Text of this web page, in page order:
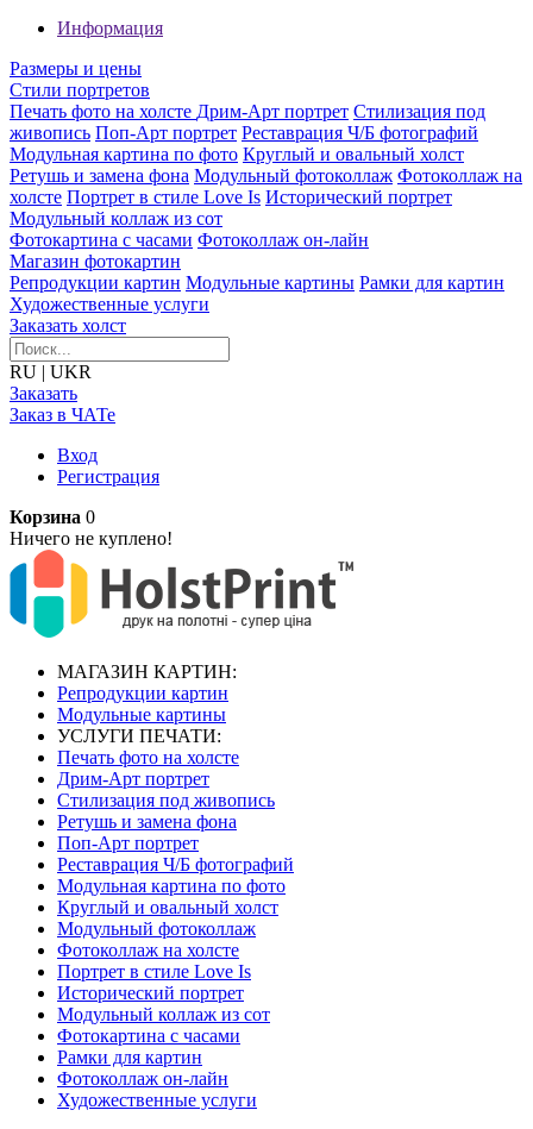
Информация
Размеры и цены
Стили портретов
Печать фото на холсте Дрим-Арт портрет Стилизация под
живопись Поп-Арт портрет Реставрация Ч/Б фотографий
Модульная картина по фото Круглый и овальный холст
Ретушь и замена фона Модульный фотоколлаж Фотоколлаж на
холсте Портрет в стиле Love Is Исторический портрет
Модульный коллаж из сот
Фотокартина с часами Фотоколлаж он-лайн
Магазин фотокартин
Репродукции картин Модульные картины Рамки для картин
Художественные услуги
Заказать холст
RU | UKR
Заказать
Заказ в ЧАТе
Вход
Регистрация
Корзина 0
Ничего не куплено!
МАГАЗИН КАРТИН:
Репродукции картин
Модульные картины
УСЛУГИ ПЕЧАТИ:
Печать фото на холсте
Дрим-Арт портрет
Стилизация под живопись
Ретушь и замена фона
Поп-Арт портрет
Реставрация Ч/Б фотографий
Модульная картина по фото
Круглый и овальный холст
Модульный фотоколлаж
Фотоколлаж на холсте
Портрет в стиле Love Is
Исторический портрет
Модульный коллаж из сот
Фотокартина с часами
Рамки для картин
Фотоколлаж он-лайн
Художественные услуги